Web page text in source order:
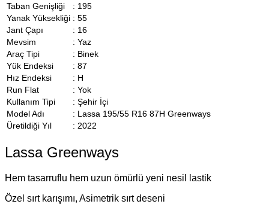
Taban Genişliği : 195
Yanak Yüksekliği : 55
Jant Çapı
: 16
Mevsim
: Yaz
Araç Tipi
: Binek
Yük Endeksi
: 87
Hız Endeksi
: H
Run Flat
: Yok
Kullanım Tipi
: Şehir İçi
Model Adı
: Lassa 195/55 R16 87H Greenways
Üretildiği Yıl
: 2022
Lassa Greenways
Hem tasarruflu hem uzun ömürlü yeni nesil lastik
Özel sırt karışımı, Asimetrik sırt deseni